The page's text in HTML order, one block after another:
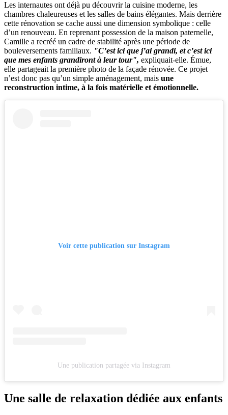
Les internautes ont déjà pu découvrir la cuisine moderne, les
chambres chaleureuses et les salles de bains élégantes. Mais derrière
cette rénovation se cache aussi une dimension symbolique : celle
d’un renouveau. En reprenant possession de la maison paternelle,
Camille a recréé un cadre de stabilité après une période de
bouleversements familiaux. "C’est ici que j’ai grandi, et c’est ici
que mes enfants grandiront à leur tour", expliquait-elle. Émue,
elle partageait la première photo de la façade rénovée. Ce projet
n’est donc pas qu’un simple aménagement, mais une
reconstruction intime, à la fois matérielle et émotionnelle.
Voir cette publication sur Instagram
Une publication partagée via Instagram
Une salle de relaxation dédiée aux enfants